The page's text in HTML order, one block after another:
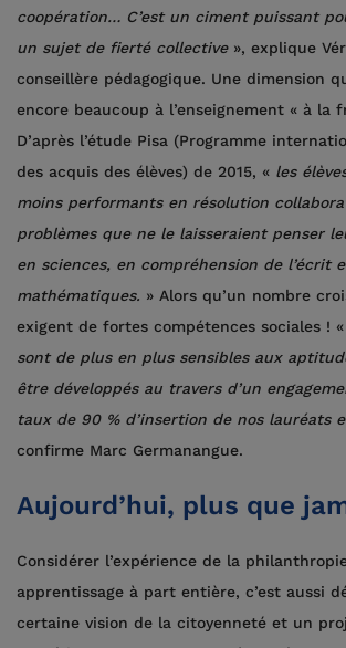
coopération… C’est un ciment puissant
un sujet de fierté collective», explique
conseillère pédagogique. Une dimension
encore beaucoup à l’enseignement « à la
D’après l’étude Pisa (Programme
des acquis des élèves) de 2015, « les
moins performants en résolution
problèmes que ne le laisseraient penser
en sciences, en compréhension de l’écrit
mathématiques. » Alors qu’un nombre
exigent de fortes compétences sociales ! «
sont de plus en plus sensibles aux
être développés au travers d’un
taux de 90 % d’insertion de nos lauréats
confirme Marc Germanangue.
Aujourd’hui, plus que
Considérer l’expérience de la
apprentissage à part entière, c’est aussi
certaine vision de la citoyenneté et un